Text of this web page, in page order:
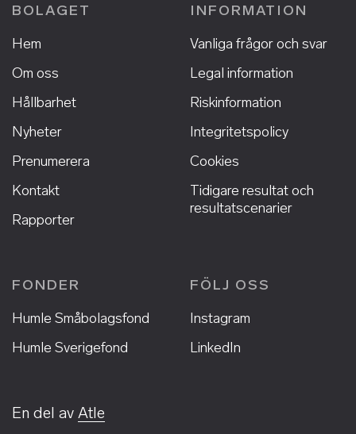
BOLAGET
Hem
Om oss
Hållbarhet
Nyheter
Prenumerera
Kontakt
Rapporter
INFORMATION
Vanliga frågor och svar
Legal information
Riskinformation
Integritetspolicy
Cookies
Tidigare resultat och
resultatscenarier
FONDER
Humle Småbolagsfond
Humle Sverigefond
FÖLJ OSS
Instagram
LinkedIn
En del av Atle